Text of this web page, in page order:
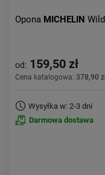
Opona MICHELIN
od: 159,50 zł
Cena katalogowa: 378,90
Wysyłka w: 2-3 dni
Darmowa dostawa